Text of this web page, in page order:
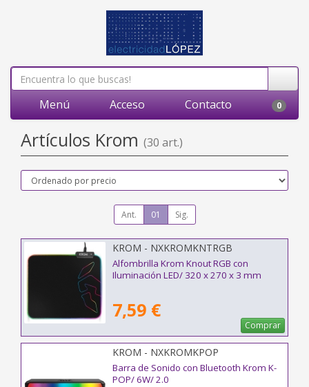
Menú Acceso Contacto 0
Artículos Krom (30 art.)
Ant. 01 Sig.
KROM - NXKROMKNTRGB
Alfombrilla Krom Knout RGB con
Iluminación LED/ 320 x 270 x 3 mm
7,59 €
Comprar
KROM - NXKROMKPOP
Barra de Sonido con Bluetooth Krom K-
POP/ 6W/ 2.0